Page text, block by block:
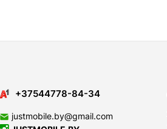
+37544778-84-34
justmobile.by@gmail.com